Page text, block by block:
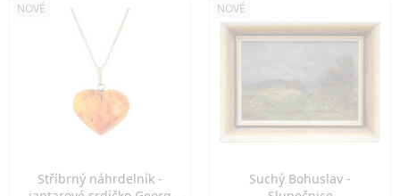
NOVÉ
Stříbrný náhrdelník -
NOVÉ
Suchý Bohuslav -